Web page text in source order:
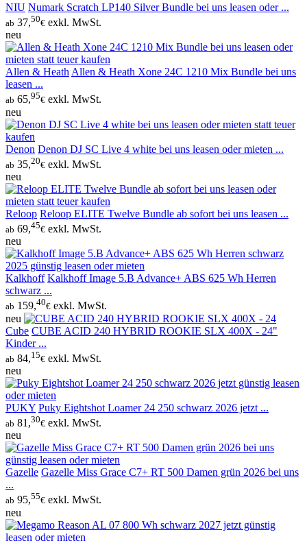
NIU Numark Scratch LP140 Silver Bundle bei uns leasen oder ...
ab 37,50€ exkl. MwSt.
neu
Allen & Heath Allen & Heath Xone 24C 1210 Mix Bundle bei uns
leasen ...
ab 65,95€ exkl. MwSt.
neu
Denon Denon DJ SC Live 4 white bei uns leasen oder mieten ...
ab 35,20€ exkl. MwSt.
neu
Reloop Reloop ELITE Twelve Bundle ab sofort bei uns leasen ...
ab 69,45€ exkl. MwSt.
neu
Kalkhoff Kalkhoff Image 5.B Advance+ ABS 625 Wh Herren
schwarz ...
ab 159,40€ exkl. MwSt.
neu
Cube CUBE ACID 240 HYBRID ROOKIE SLX 400X - 24"
Kinder ...
ab 84,15€ exkl. MwSt.
neu
PUKY Puky Eightshot Loamer 24 250 schwarz 2026 jetzt ...
ab 81,30€ exkl. MwSt.
neu
Gazelle Gazelle Miss Grace C7+ RT 500 Damen grün 2026 bei uns
...
ab 95,55€ exkl. MwSt.
neu